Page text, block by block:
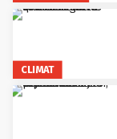
CLIMAT